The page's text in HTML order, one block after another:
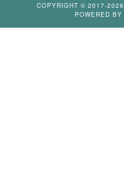
COPYRIGHT © 2017-2026
POWERED BY